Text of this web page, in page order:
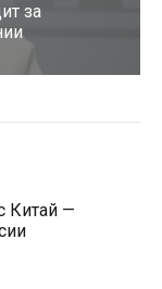
за
Китай —